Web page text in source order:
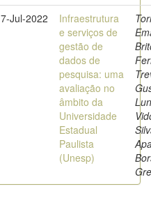
7-Jul-2022
Infraestrutura
e serviços de
gestão de
dados de
pesquisa: uma
avaliação no
âmbito da
Universidade
Estadual
Paulista
(Unesp)